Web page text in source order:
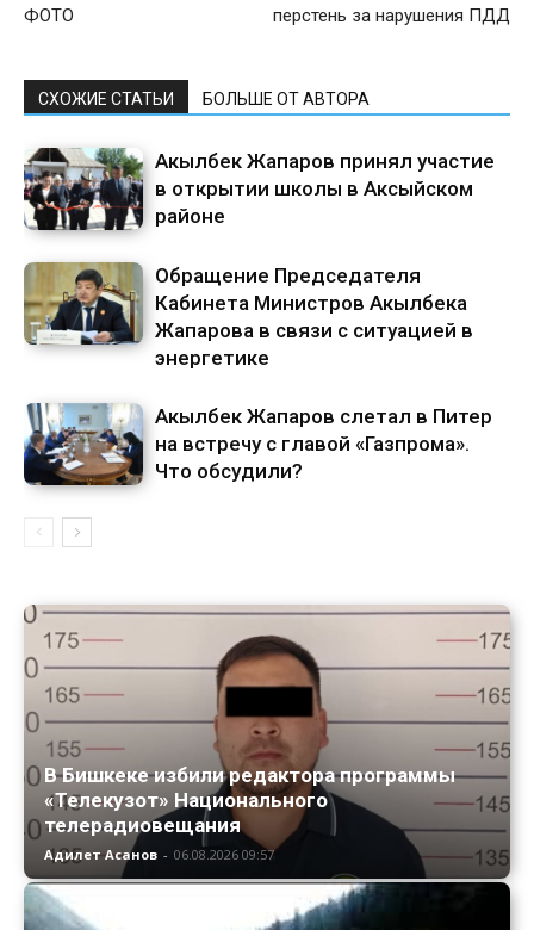
ФОТО
перстень за нарушения ПДД
СХОЖИЕ СТАТЬИ БОЛЬШЕ ОТ АВТОРА
Акылбек Жапаров принял участие
в открытии школы в Аксыйском
районе
Обращение Председателя
Кабинета Министров Акылбека
Жапарова в связи с ситуацией в
энергетике
Акылбек Жапаров слетал в Питер
на встречу с главой «Газпрома».
Что обсудили?
В Бишкеке избили редактора программы
«Телекузот» Национального
телерадиовещания
Адилет Асанов - 06.08.2026 09:57